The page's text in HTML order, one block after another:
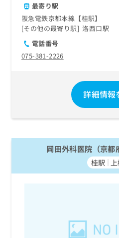
最寄り駅
阪急電鉄京都本線【桂駅】
その他の最寄り駅
洛西口駅
電話番号
075-381-2226
詳細情報
岡田外科医院（京都
桂駅